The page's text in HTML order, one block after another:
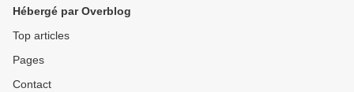
Hébergé par Overblog
Top articles
Pages
Contact